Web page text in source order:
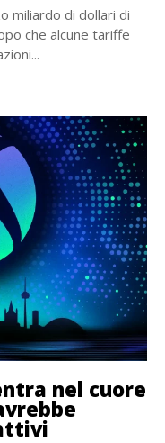
miliardo di dollari di
che alcune tariffe
nel cuore